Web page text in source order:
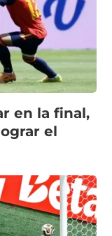
en la final,
el